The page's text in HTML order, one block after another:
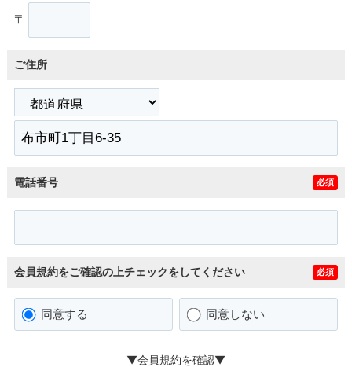
〒
ご住所
電話番号 必須
会員規約をご確認の上チェックをしてください 必須
同意する 同意しない
▼会員規約を確認▼